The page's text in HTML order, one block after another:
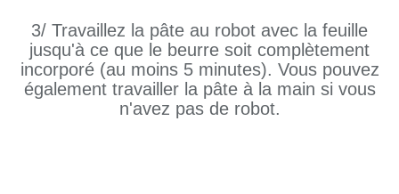
3/ Travaillez la pâte au robot avec la feuille
jusqu'à ce que le beurre soit complètement
incorporé (au moins 5 minutes). Vous pouvez
également travailler la pâte à la main si vous
n'avez pas de robot.